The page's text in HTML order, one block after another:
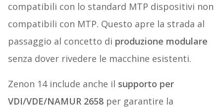
compatibili con lo standard MTP dispositivi non
compatibili con MTP. Questo apre la strada al
passaggio al concetto di produzione modulare
senza dover rivedere le macchine esistenti.
Zenon 14 include anche il supporto per
VDI/VDE/NAMUR 2658per garantire la